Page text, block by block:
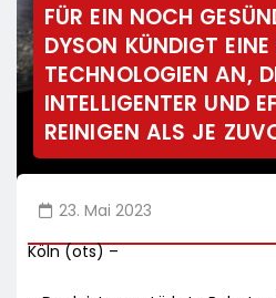
FÜR EIN NOCH
DYSON KÜNDIGT EINE
TECHNOLOGIEN AN,
INTELLIGENTER UND
REINIGEN ALS JE
23. Mai 2023
Köln (ots) –